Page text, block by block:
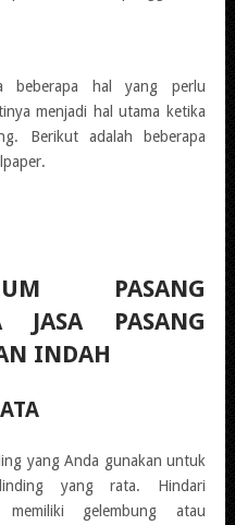
beberapa hal yang perlu
menjadi hal utama ketika
Berikut adalah beberapa
PASANG
JASA PASANG
INDAH
yang Anda gunakan untuk
yang rata. Hindari
gelembung atau